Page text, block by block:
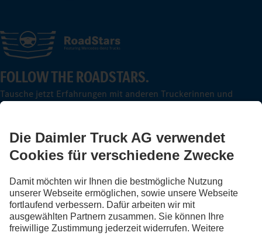
FOLLOW THE ROADSTARS.
Tausche jetzt Erfahrungen mit anderen Truckerinnen und
Steig ein
Impressum